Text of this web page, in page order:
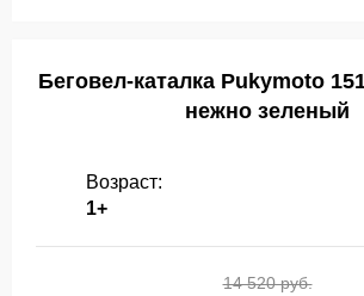
Беговел-каталка Pukymoto
нежно зеленый
Возраст:
1+
14 520 руб.